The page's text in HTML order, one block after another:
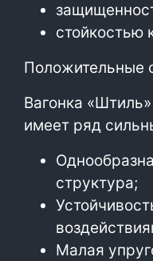
стойкостью
Положительные
Вагонка
имеет ряд
структура;
Малая